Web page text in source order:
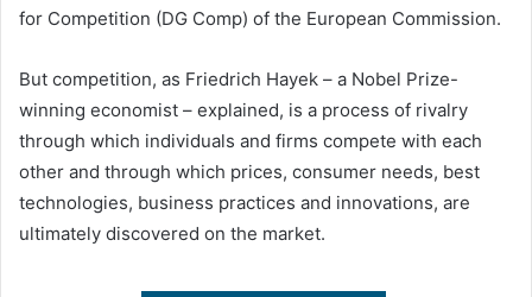
for Competition (DG Comp) of the European Commission.
But competition, as Friedrich Hayek – a Nobel Prize-
winning economist – explained, is a process of rivalry
through which individuals and firms compete with each
other and through which prices, consumer needs, best
technologies, business practices and innovations, are
ultimately discovered on the market.